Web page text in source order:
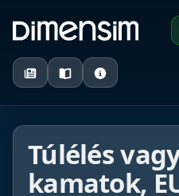
Túlélés
kamatok,